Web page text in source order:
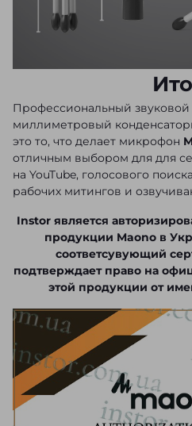
Профессиональный звуковой
миллиметровый
это то, что делает микрофон
отличным выбором для для
на YouTube, голосового
рабочих митингов и
Instor является
продукции Maono в
соответсувующий
подтверждает право на
этой продукции от